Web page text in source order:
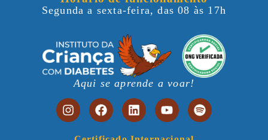
Segunda a sexta-feira, das 08 às 17h
Aqui se aprende a voar!